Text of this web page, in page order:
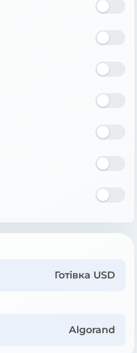
Готівка USD
Algorand